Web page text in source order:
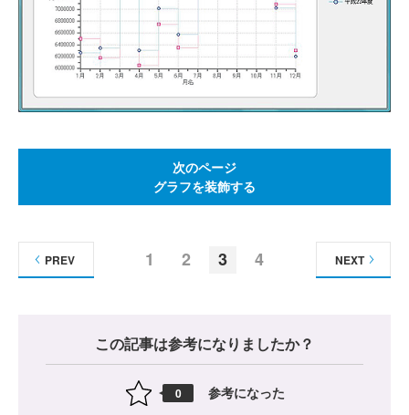
次のページ
グラフを装飾する
1 2 3 4
PREV NEXT
この記事は参考になりましたか？
0 参考になった